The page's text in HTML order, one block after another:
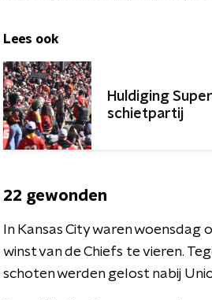
Lees ook
Huldiging
schietpartij
22 gewonden
In Kansas City waren
winst van de Chiefs te vieren.
schoten werden gelost nabij